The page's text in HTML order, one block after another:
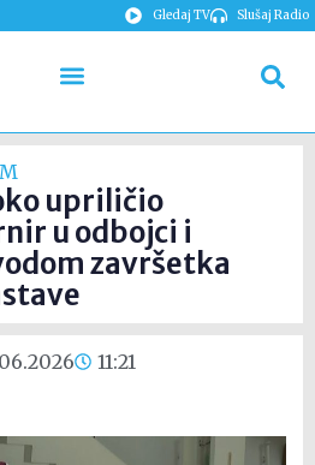
Gledaj TV Slušaj Radio
upriličio
u odbojci i
završetka
11:21